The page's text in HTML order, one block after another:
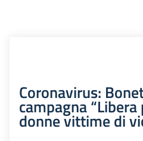
Coronavirus:
campagna
donne vittime di